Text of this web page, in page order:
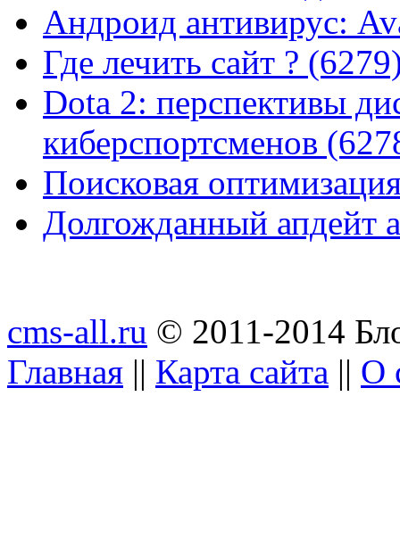
Андроид антивирус:
Где лечить сайт ?
Dota 2: перспективы
киберспортсменов
Поисковая
Долгожданный апдейт
cms-all.ru © 2011-2014
Главная || Карта сайта || О